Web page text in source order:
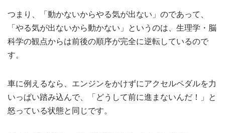
つまり、「動かないからやる気が出ない」のであって、
「やる気が出ないから動かない」というのは、生理学・脳
科学の観点からは前後の順序が完全に逆転しているので
す。
車に例えるなら、エンジンをかけずにアクセルペダルを力
いっぱい踏み込んで、「どうして前に進まないんだ！」と
怒っている状態と同じです。